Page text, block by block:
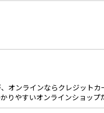
オンラインならクレジットカ
りやすいオンラインショップ